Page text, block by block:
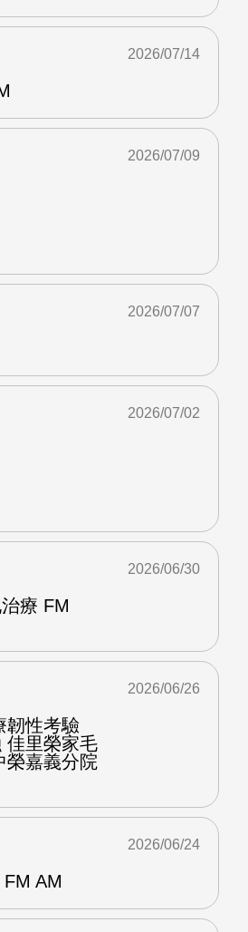
2026/07/14
2026/07/09
2026/07/07
2026/07/02
療 FM
2026/06/30
韌性考驗
佳里榮家毛
榮嘉義分院
2026/06/26
AM
2026/06/24